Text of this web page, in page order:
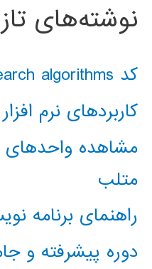
نوشته‌های
کد classical AI search algorithms
کاربردهای نرم
مشاهده واحدهای
متلب
راهنمای برنامه
دوره پیشرفته و